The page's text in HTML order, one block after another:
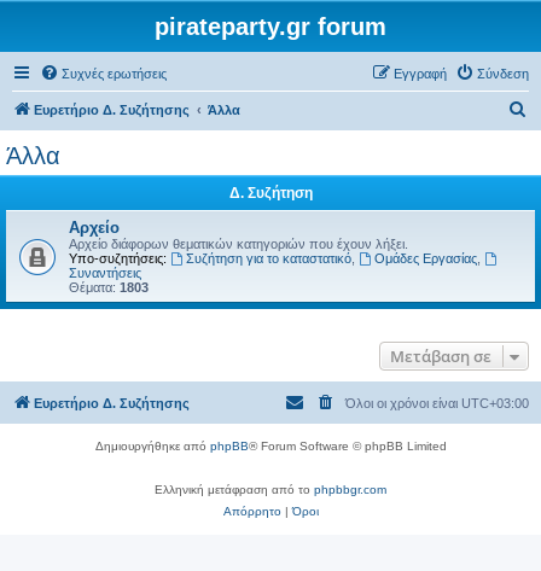
pirateparty.gr forum
Συχνές ερωτήσεις Σύνδεση
Εγγραφή
Ευρετήριο Δ. Συζήτησης Άλλα
σ
Άλλα
Δ. Συζήτηση
Αρχείο
Αρχείο διάφορων θεματικών κατηγοριών που έχουν λήξει.
Υπο-συζητήσεις:
Συζήτηση για το καταστατικό, Ομάδες Εργασίας,
Συναντήσεις
Θέματα: 1803
Μετάβαση σε
Ευρετήριο Δ. Συζήτησης Όλοι οι χρόνοι είναι UTC+03:00
Δημιουργήθηκε από phpBB® Forum Software © phpBB Limited
Ελληνική μετάφραση από το phpbbgr.com
Απόρρητο|Όροι